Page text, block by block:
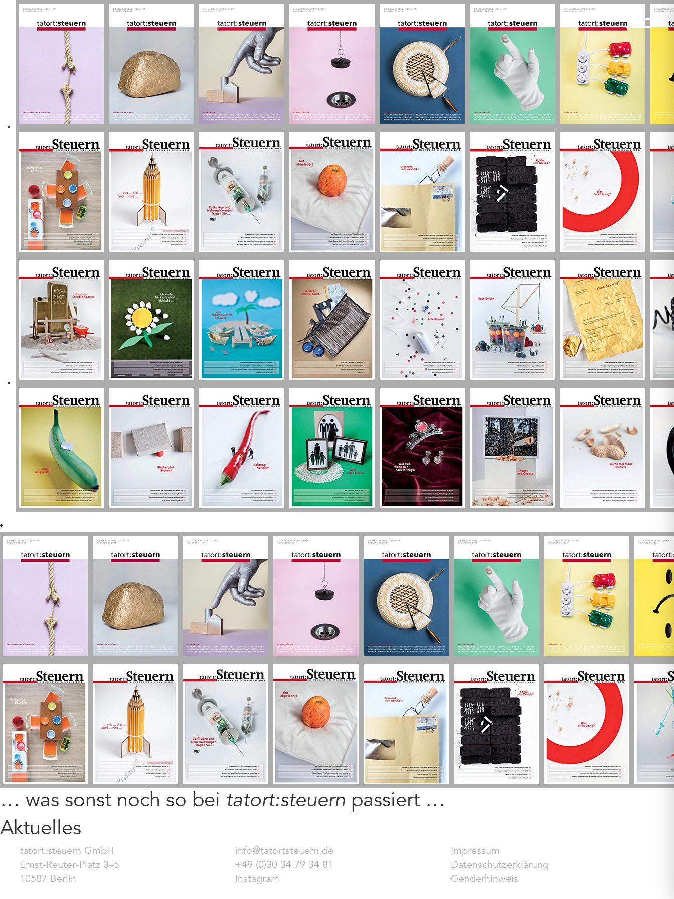
… was sonst noch so bei tatort:steuern passiert …
Aktuelles
tatort:steuern GmbH
Ernst-Reuter-Platz 3–5
10587 Berlin
info@tatortsteuern.de
+49 (0)30 34 79 34 81
Instagram
Impressum
Datenschutzerklärung
Genderhinweis